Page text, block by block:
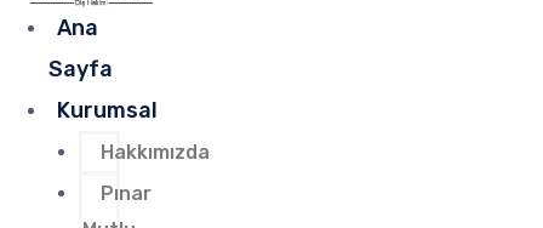
Ana
Sayfa
Kurumsal
Hakkımızda
Pınar